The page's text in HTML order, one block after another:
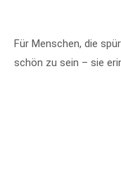
Für Menschen, die
schön zu sein – sie